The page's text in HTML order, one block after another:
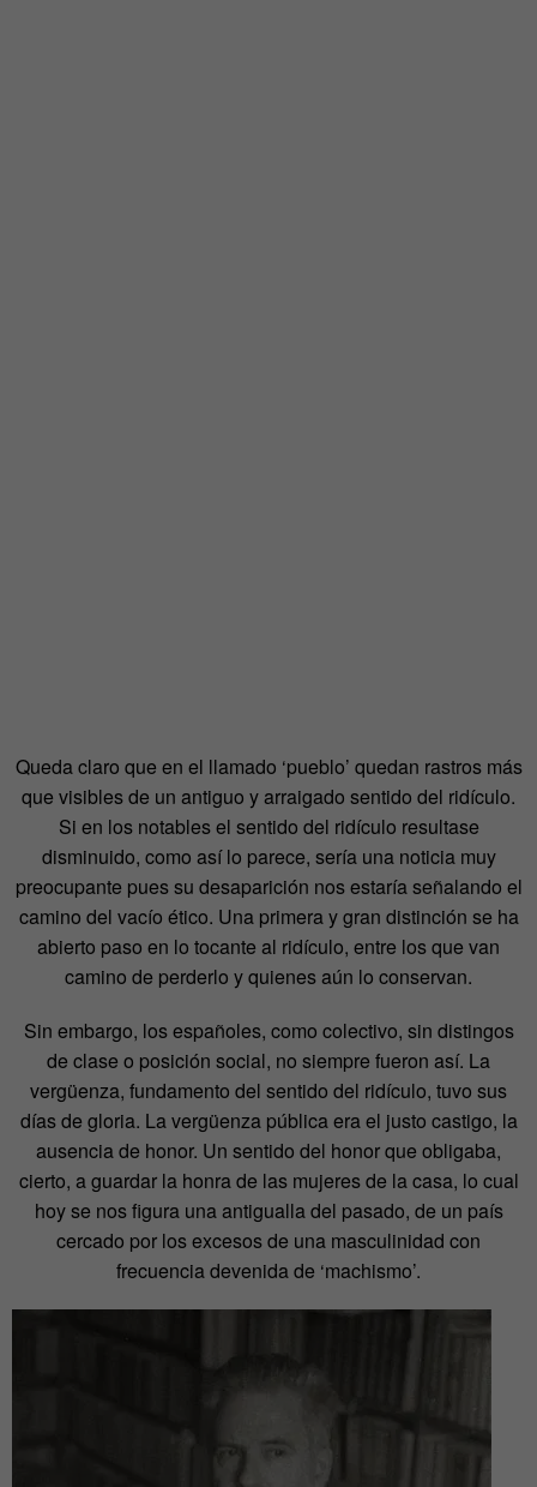
Queda claro que en el llamado ‘pueblo’ quedan rastros más
que visibles de un antiguo y arraigado sentido del ridículo.
Si en los notables el sentido del ridículo resultase
disminuido, como así lo parece, sería una noticia muy
preocupante pues su desaparición nos estaría señalando el
camino del vacío ético. Una primera y gran distinción se ha
abierto paso en lo tocante al ridículo, entre los que van
camino de perderlo y quienes aún lo conservan.
Sin embargo, los españoles, como colectivo, sin distingos
de clase o posición social, no siempre fueron así. La
vergüenza, fundamento del sentido del ridículo, tuvo sus
días de gloria. La vergüenza pública era el justo castigo, la
ausencia de honor. Un sentido del honor que obligaba,
cierto, a guardar la honra de las mujeres de la casa, lo cual
hoy se nos figura una antigualla del pasado, de un país
cercado por los excesos de una masculinidad con
frecuencia devenida de ‘machismo’.